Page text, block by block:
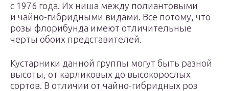
с 1976 года. Их ниша между полиантовыми
и чайно-гибридными видами. Все потому, что
розы флорибунда имеют отличительные
черты обоих представителей.
Кустарники данной группы могут быть разной
высоты, от карликовых до высокорослых
сортов. В отличии от чайно-гибридных роз